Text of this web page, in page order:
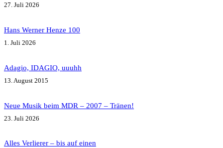
27. Juli 2026
Hans Werner Henze 100
1. Juli 2026
Adagio, IDAGIO, uuuhh
13. August 2015
Neue Musik beim MDR – 2007 – Tränen!
23. Juli 2026
Alles Verlierer – bis auf einen